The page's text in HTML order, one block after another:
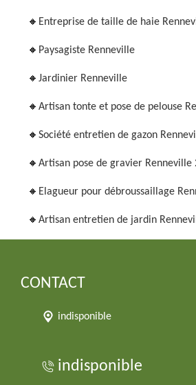
Entreprise de taille de haie
Paysagiste Renneville
Jardinier Renneville
Artisan tonte et pose de pelouse
Société entretien de gazon
Artisan pose de gravier Renneville
Elagueur pour débroussaillage
Artisan entretien de jardin
CONTACT
indisponible
indisponible